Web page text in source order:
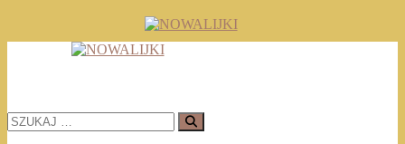
content
TOMASZ RADOCHOŃSKI PISZE O KSIĄŻKACH
SZUKAJ
…